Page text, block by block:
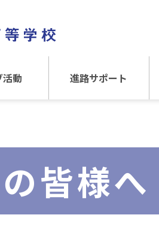
活動
ラブ
進路サポート
大阪体育大学
内部進学について
皆様へ